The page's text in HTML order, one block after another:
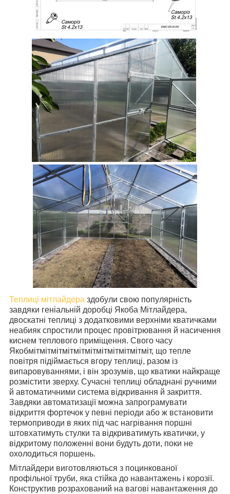
Теплиці мітлайдера здобули свою популярність
завдяки геніальній доробці Якоба Мітлайдера,
двоскатні теплиці з додатковими верхніми кватичками
неабияк спростили процес провітрювання й насичення
киснем теплового приміщення. Свого часу
Якобмітмітмітмітмітмітмітмітмітмітміт, що тепле
повітря підіймається вгору теплиці, разом із
випаровуваннями, і він зрозумів, що кватики найкраще
розмістити зверху. Сучасні теплиці обладнані ручними
й автоматичними система відкривання й закриття.
Завдяки автоматизації можна запрограмувати
відкриття фортечок у певні періоди або ж встановити
термоприводи в яких під час нагрівання поршні
штовхатимуть стулки та відкриватимуть кватички, у
відкритому положенні вони будуть доти, поки не
охолодиться поршень.
Мітлайдери виготовляються з поцинкованої
профільної труби, яка стійка до навантажень і корозії.
Конструктив розрахований на вагові навантаження до